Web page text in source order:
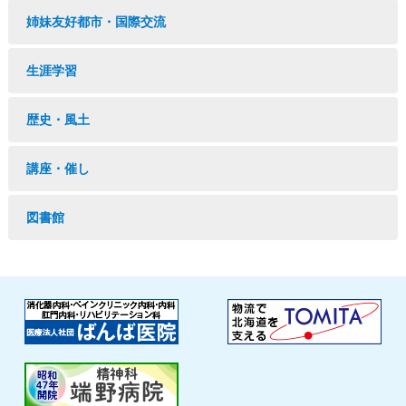
姉妹友好都市・国際交流
生涯学習
歴史・風土
講座・催し
図書館